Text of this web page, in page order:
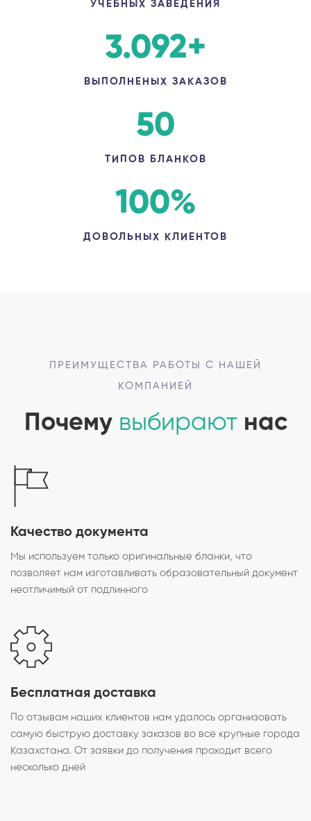
УЧЕБНЫХ ЗАВЕДЕНИЯ
3.092+
ВЫПОЛНЕНЫХ ЗАКАЗОВ
50
ТИПОВ БЛАНКОВ
100%
ДОВОЛЬНЫХ КЛИЕНТОВ
ПРЕИМУЩЕСТВА РАБОТЫ С НАШЕЙ
КОМПАНИЕЙ
Почему выбираютнас
Качество документа
Мы используем только оригинальные бланки, что
позволяет нам изготавливать образовательный документ
неотличимый от подлинного
Бесплатная доставка
По отзывам наших клиентов нам удалось организовать
самую быструю доставку заказов во все крупные города
Казахстана. От заявки до получения проходит всего
несколько дней